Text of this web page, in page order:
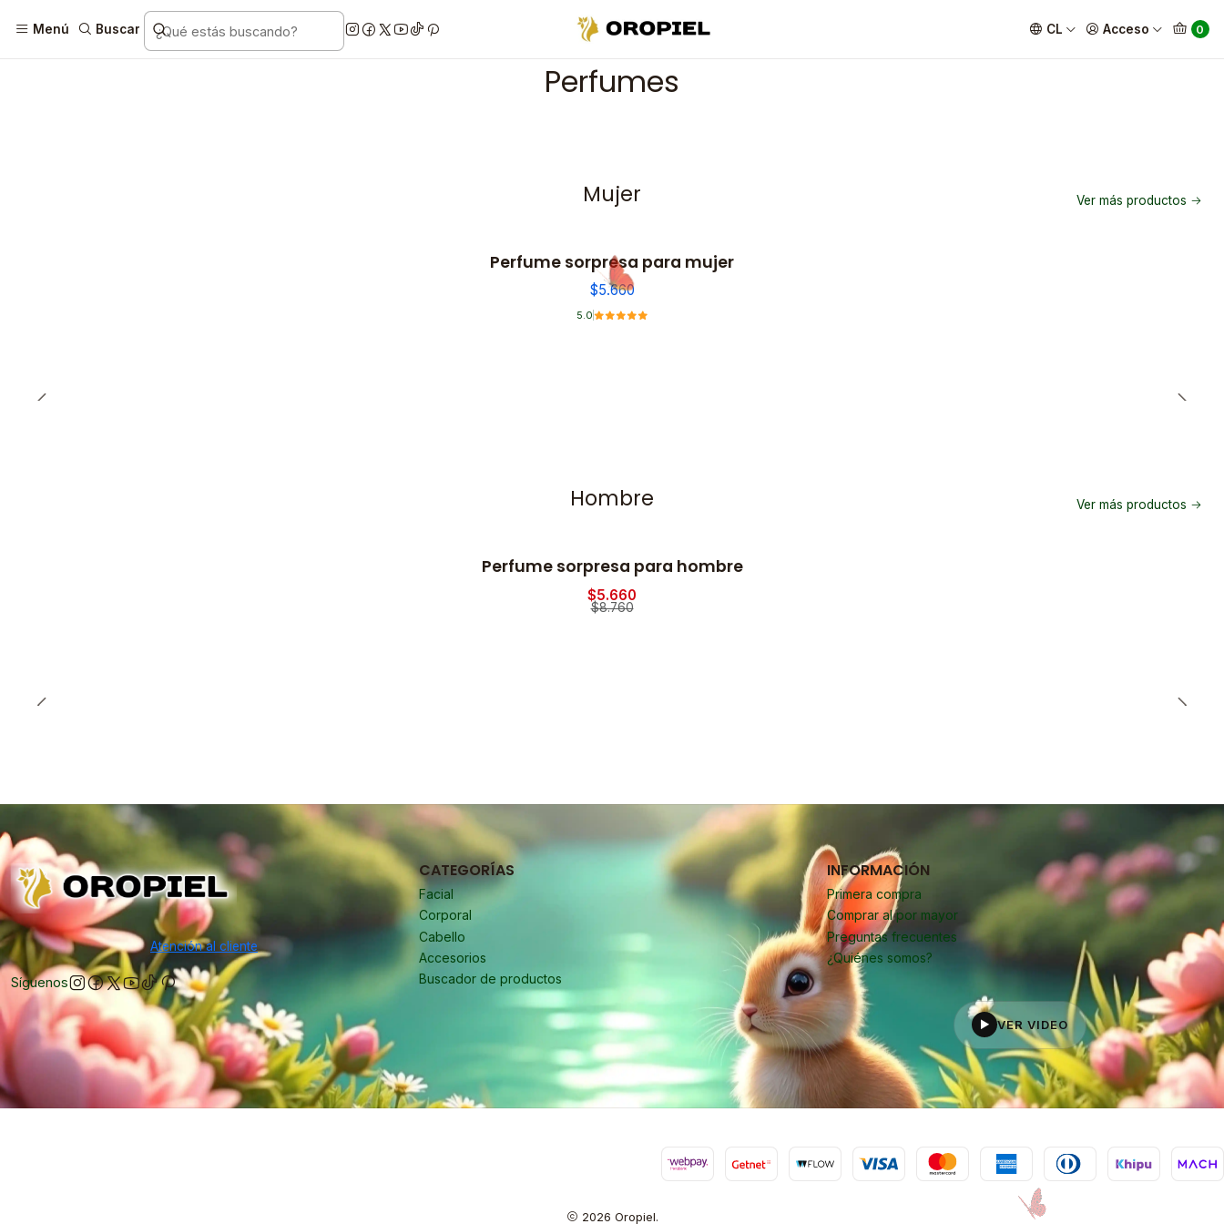
Menú Buscar CL Acceso 0
Más categorías Perfumes
Perfumes
Mujer Ver más productos
Perfume sorpresa para mujer
$5.660
5.0
Hombre Ver más productos
Perfume sorpresa para hombre
$5.660
$8.760
Atención al cliente
Síguenos
CATEGORÍAS
Facial
Corporal
Cabello
Accesorios
Buscador de productos
INFORMACIÓN
Primera compra
Comprar al por mayor
Preguntas frecuentes
¿Quiénes somos?
▶ VER VIDEO
2026 Oropiel.